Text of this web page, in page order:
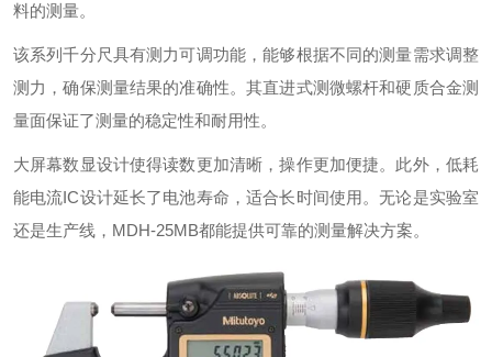
料的测量。
该系列千分尺具有测力可调功能，能够根据不同的测量需求调整
测力，确保测量结果的准确性。其直进式测微螺杆和硬质合金测
量面保证了测量的稳定性和耐用性。
大屏幕数显设计使得读数更加清晰，操作更加便捷。此外，低耗
能电流IC设计延长了电池寿命，适合长时间使用。无论是实验室
还是生产线， MDH-25MB都能提供可靠的测量解决方案。